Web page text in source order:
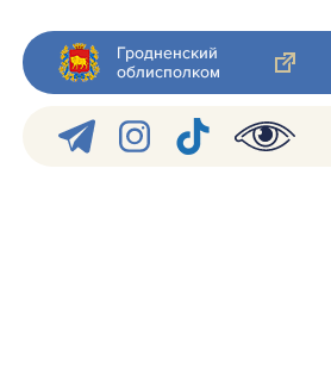
Гродненский
облисполком